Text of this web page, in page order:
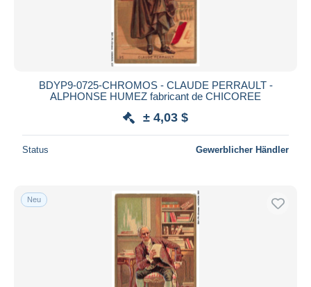
BDYP9-0725-CHROMOS - CLAUDE PERRAULT -
ALPHONSE HUMEZ fabricant de CHICOREE
± 4,03 $
Status Gewerblicher Händler
Neu